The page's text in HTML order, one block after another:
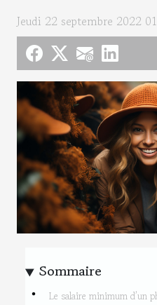
Jeudi 22 septembre 2022
Sommaire
Le salaire minimum d’un